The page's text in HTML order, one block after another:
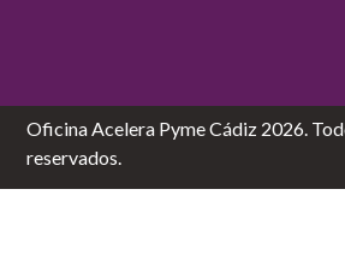
Oficina Acelera Pyme Cádiz 2026.
reservados.